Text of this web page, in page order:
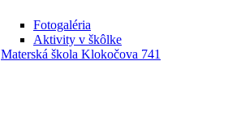
Fotogaléria
Aktivity v škôlke
Materská škola Klokočova 741